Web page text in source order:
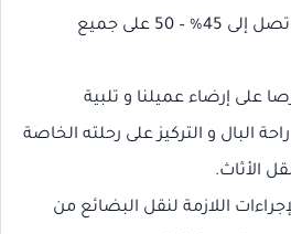
توفر خصومات دورية تصل إلى 45% – 50 على جميع
على إرضاء عميلنا و تلبية
البال و التركيز على رحلته الخاصة
الأثاث.
اللازمة لنقل البضائع من